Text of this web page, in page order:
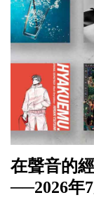
在聲音的
──2026年